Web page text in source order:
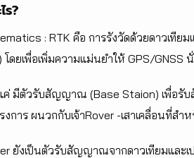
ร?
: RTK คือ การรังวัดด้วยดาวเที
ดยเพื่อเพิ่มความแม่นยำให้ GPS/GNSS
มีตัวรับสัญญาณ (ฺBase Staion) เพื่อรับ
การ ผนวกกับเจ้าRover -เสาเคลื่อนที่สำ
ยังเป็นตัวรับสัญญาณจากดาวเทียมและเ